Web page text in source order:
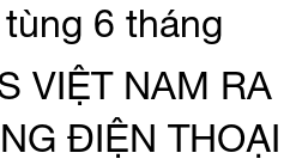
6 tháng
VIỆT NAM RA
ĐIỆN THOẠI